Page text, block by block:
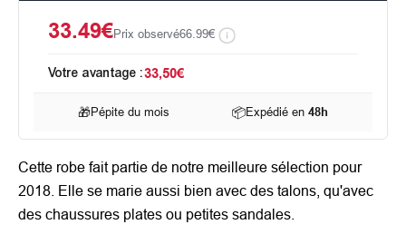
33.49€Prix observé66.99€
Votre avantage :33,50€
🎁Pépite du mois 📦Expédié en48h
Cette robe fait partie de notre meilleure sélection pour
2018. Elle se marie aussi bien avec des talons, qu'avec
des chaussures plates ou petites sandales.